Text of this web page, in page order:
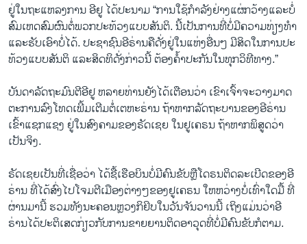
​ຢູ່​ໃນ​ຖະ​ແຫລງ​ການ ອີ​ຢູ ໄດ້​ປະ​ນາມ “ການ​ໃຊ້​ກຳ​ລັງຢ່າງ​ແຜ່ກວ້າງແລະ​ບໍ່​
ສົມ​ເຫດ​ສົມ​ຜົນ​ຕໍ່​ພວກ​ປະ​ທ້ວງ​ແບບ​ສັນ​ຕິ. ນີ້​ເປັນ​ການ​ທີ່​ບໍ່ມີ​ຄວາມທ່ຽງ​ທຳ
ແລະ​ຮັບ​ເອົາ​ບໍ່​ໄດ້. ​ປະ​ຊາ​ຊົນ​ອີ​ຣ່ານ​ຄື​ດັ່ງ​ຢູ່ໃນແຫ່ງ​ອື່ນໆ ມີ​ສິດ​ໃນ​ການ​ປະ​
ທ້ວງ​ແບບ​ສັນ​ຕິ ແລະ​ສິ​ດ​ທິ​ດັ່ງ​ກ່າວ​ນີ້ ​ຕ້ອງ​ຄ້ຳ​ປະ​ກັນ​ໃນ​ທຸກວິ​ທີ​ທາງ.”
​ບັນ​ດາ​ລັດ​ຖະ​ມົນ​ຕີ​ອີ​ຢູ ຫລາຍ​ທ່ານຍັງ​ໄດ້​ເຕືອນ​ວ່າ ເຂົາ​ເຈົ້າ​ຈະ​ວາງ​ມາດ​
ຕະ​ການ​ລົງ​ໂທດ​ເພີ້ມ​ເຕີ​ມ​ຕໍ່ເຕ​ຫະ​ຣ່ານ ຖ້າ​ຫາກ​ລັດ​ຖະ​ບານຂອງອີ​ຣ່ານ​
ເຂົ້າ​ແຊກ​ແຊງ ຢູ່​ໃນ​ສົງ​ຄາມ​ຂອງ​ຣັດ​ເຊຍ ​ໃນ​ຢູ​ເຄ​ຣນ​ ​ຖ້າ​ຫາກ​ພິ​ສູດ​ວ່າ​
ເປັນ​ຈິງ.
​ຣັດ​ເຊຍ​ເປັນ​ທີ່​ເຊື່ອ​ວ່າ ໄດ້​ຊື້ເຮືອ​ບິນ​ບໍ່​ມີ​ຄົນ​ຂັບ​ຫຼື​ໂດ​ຣນ​ຕິດ​ລະ​ເບີດ​ຂອງ​ອີ​
ຣ່ານ ທີ່​ໄດ້​ສົ່ງ​ໄປໂຈມ​ຕີ​ເມືອງ​ຕ່າງໆ​ຂອງ​ຢູ​ເຄ​ຣນ ໃຫ​ຫວ່າງ​ບໍ່​ເທົ່າ​ໃດ​ມື້​ ທີ່​
ຜ່ານ​ມາ​ນີ້ ຮວມ​ທັງ​ນະ​ຄອນ​ຫຼວງກິ​ຢິບ​ໃນ​ວັນ​ຈັນ​ວ​ານ​ນີ້ ເຖິງ​ແມ່ນ​ວ່າ​ອີ​
ຣ່ານ​ໄດ້​ປະ​ຕິ​ເສດກ່ຽວ​ກັບການ​ຂາຍ​ຍານ​ຕິດ​ອາ​ວຸດ​ທີ່​ບໍ່ມີ​ຄົນ​ຂັບ​ກໍ​ຕາມ.